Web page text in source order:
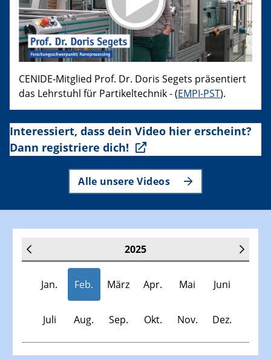
CENIDE-Mitglied Prof. Dr. Doris Segets präsentiert
das Lehrstuhl für Partikeltechnik - (EMPI-PST).
Interessiert, dass dein Video hier erscheint?
Dann registriere dich!
Alle unsere Videos
2025
Jan. Feb. März Apr. Mai Juni
Juli Aug. Sep. Okt. Nov. Dez.